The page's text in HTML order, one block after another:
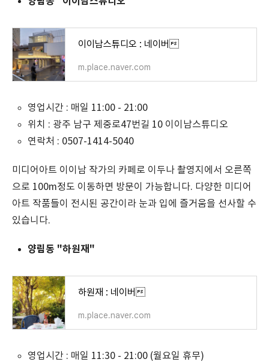
이이남스튜디오 : 네이버
m.place.naver.com
영업시간 : 매일 11:00 - 21:00
위치 : 광주 남구 제중로47번길 10 이이남스튜디오
연락처 : 0507-1414-5040
미디어아트 이이남 작가의 카페로 이두나 촬영지에서 오른쪽
으로 100m정도 이동하면 방문이 가능합니다. 다양한 미디어
아트 작품들이 전시된 공간이라 눈과 입에 즐거움을 선사할 수
있습니다.
양림동 "하원재"
하원재 : 네이버
m.place.naver.com
영업시간 : 매일 11:30 - 21:00 (월요일 휴무)